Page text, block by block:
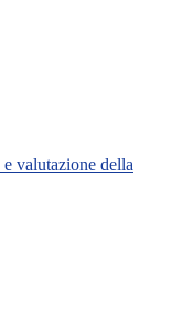
valutazione della